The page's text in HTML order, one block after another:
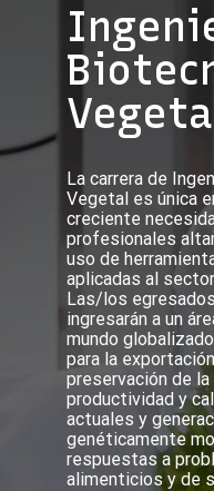
La carrera de
Vegetal es única
creciente
profesionales
uso de
aplicadas al
Las/los
ingresarán a un
mundo
para la
preservación de
productividad y
actuales y
genéticamente
respuestas a
alimenticios y de